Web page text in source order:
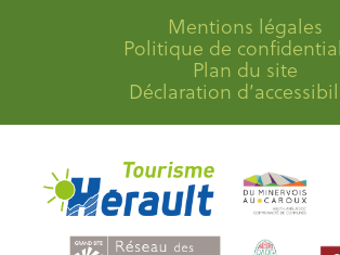
Mentions légales
Politique de
Plan du site
Déclaration